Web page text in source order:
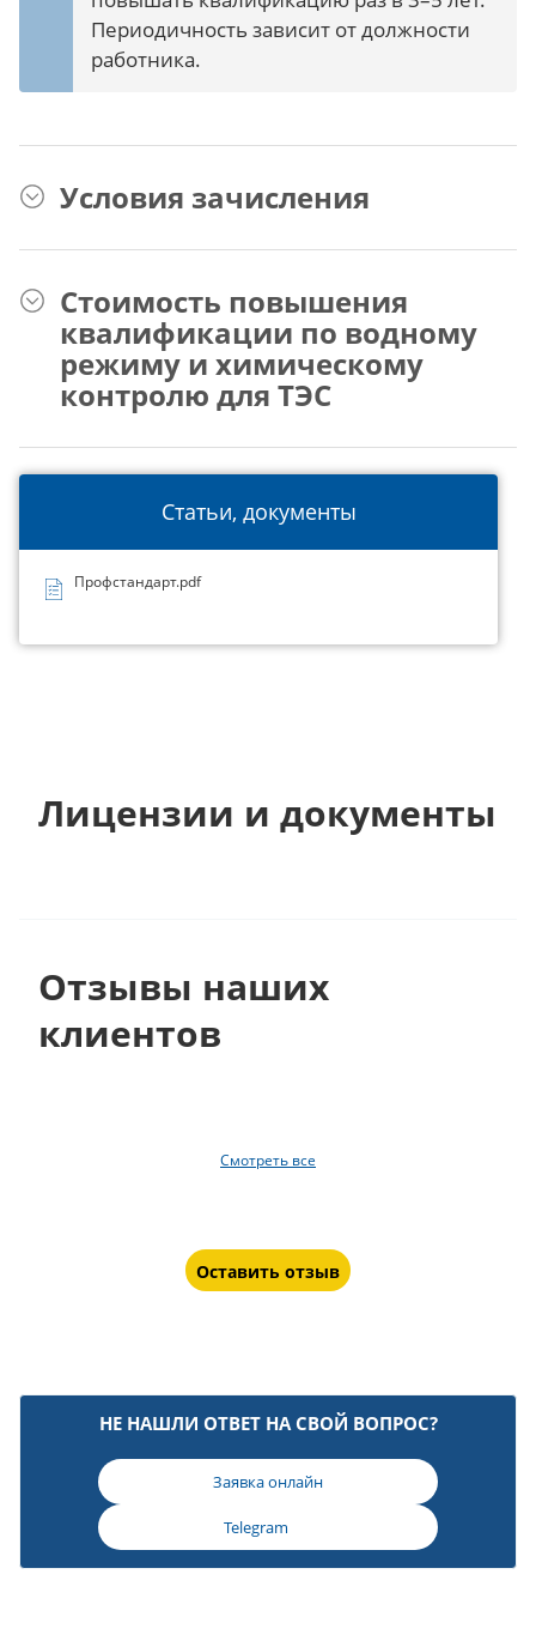
Статьи, документы
Профстандарт.pdf
Периодичность зависит от должности
работника.
Условия зачисления
Стоимость повышения
квалификации по водному
режиму и химическому
контролю для ТЭС
Лицензии и документы
Отзывы наших
клиентов
Смотреть все
Оставить отзыв
НЕ НАШЛИ ОТВЕТ НА СВОЙ ВОПРОС?
Заявка онлайн
Telegram